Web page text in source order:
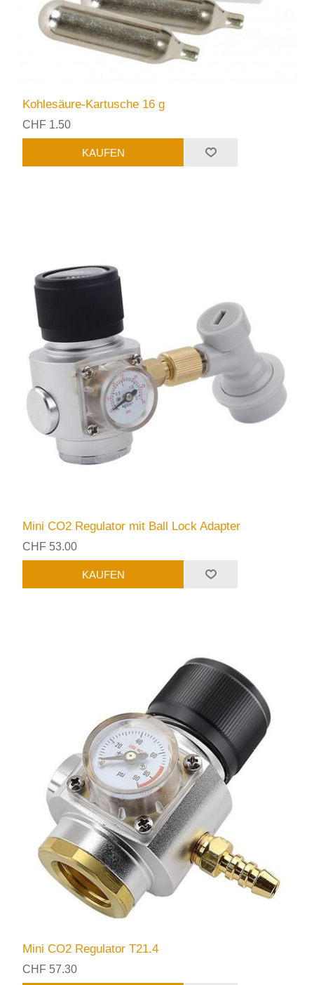
Kohlesäure-Kartusche 16 g
CHF 1.50
Mini CO2 Regulator mit Ball Lock Adapter
CHF 53.00
Mini CO2 Regulator T21.4
CHF 57.30